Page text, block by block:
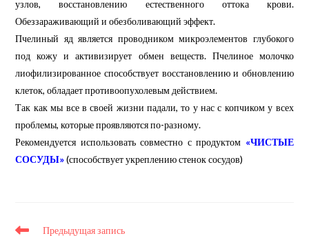
узлов, восстановлению естественного оттока крови.
Обеззараживающий и обезболивающий эффект.
Пчелиный яд является проводником микроэлементов глубокого
под кожу и активизирует обмен веществ. Пчелиное молочко
лиофилизированное способствует восстановлению и обновлению
клеток, обладает противоопухолевым действием.
Так как мы все в своей жизни падали, то у нас с копчиком у всех
проблемы, которые проявляются по-разному.
Рекомендуется использовать совместно с продуктом «ЧИСТЫЕ
СОСУДЫ»(способствует укреплению стенок сосудов)
Еще Предыдущая запись